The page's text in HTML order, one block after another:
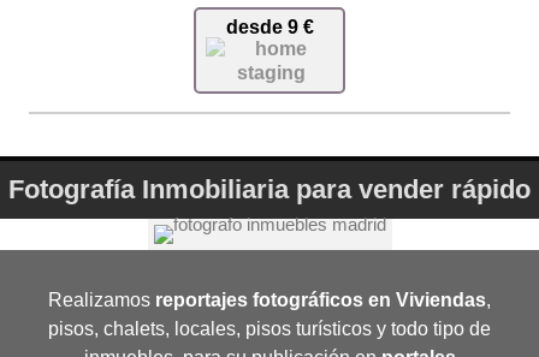
desde 9 €
Fotografía Inmobiliaria para vender rápido
Realizamos reportajes fotográficos en Viviendas,
pisos, chalets, locales, pisos turísticos y todo tipo de